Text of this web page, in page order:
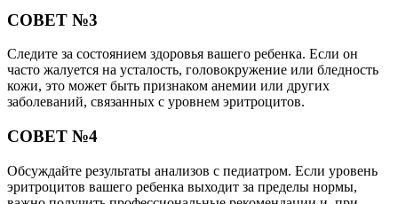
СОВЕТ №3
Следите за состоянием здоровья вашего ребенка. Если он
часто жалуется на усталость, головокружение или бледность
кожи, это может быть признаком анемии или других
заболеваний, связанных с уровнем эритроцитов.
СОВЕТ №4
Обсуждайте результаты анализов с педиатром. Если уровень
эритроцитов вашего ребенка выходит за пределы нормы,